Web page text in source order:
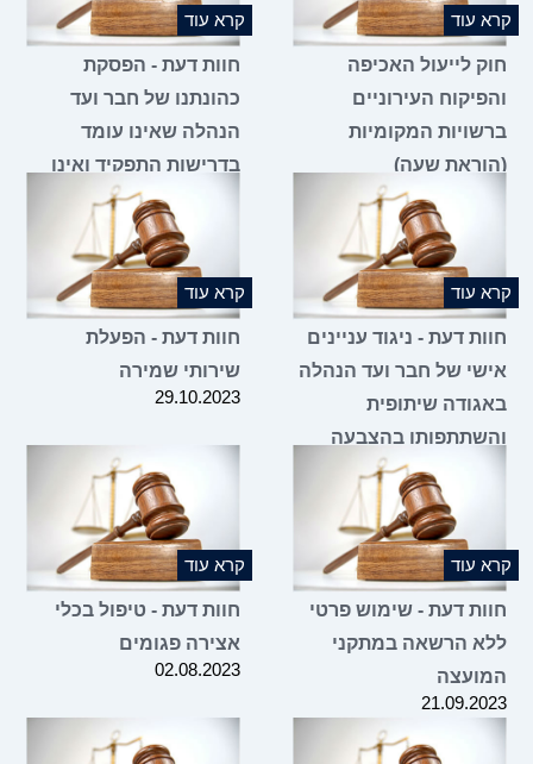
קרא עוד
חוק לייעול האכיפה
והפיקוח העירוניים
ברשויות המקומיות
(הוראת שעה)
קרא עוד
חוות דעת - הפסקת
כהונתנו של חבר ועד
הנהלה שאינו עומד
בדרישות התפקיד ואינו
מגיע לישיבות הוועד
ומילוי מקומו על ידי
מועמד אחר
28.12.2023
קרא עוד
חוות דעת - ניגוד עניינים
אישי של חבר ועד הנהלה
באגודה שיתופית
והשתתפותו בהצבעה
בעניין הסכם שכירות של
31.10.2023
קרא עוד
חוות דעת - הפעלת
שירותי שמירה
29.10.2023
קרא עוד
חוות דעת - שימוש פרטי
ללא הרשאה במתקני
המועצה
21.09.2023
קרא עוד
חוות דעת - טיפול בכלי
אצירה פגומים
02.08.2023